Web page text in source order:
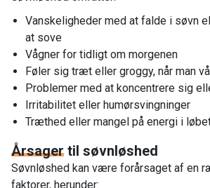
Vanskeligheder med at falde i søvn
at sove
Vågner for tidligt om morgenen
Føler sig træt eller groggy, når man
Problemer med at koncentrere sig
Irritabilitet eller humørsvingninger
Træthed eller mangel på energi i
Årsager til søvnløshed
Søvnløshed kan være forårsaget af en
faktorer, herunder: